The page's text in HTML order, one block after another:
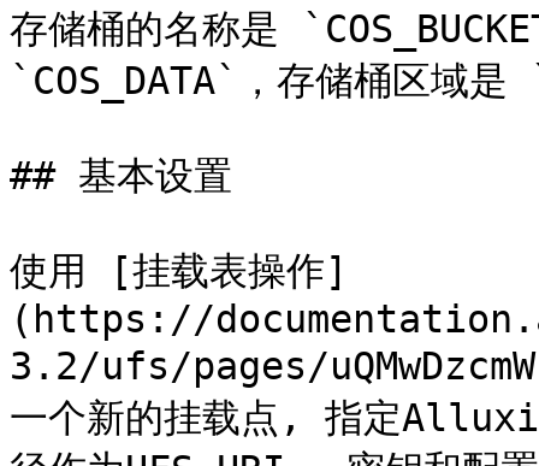
存储桶的名称是
`COS_DATA`，存储桶区域是
## 基本设置
使用 [挂载表操作]
(https://
3.2/ufs/pages/
一个新的挂载点, 指定Alluxio